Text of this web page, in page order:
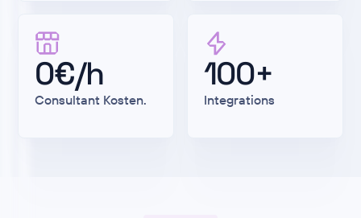
0€/h
Consultant Kosten.
100+
Integrations